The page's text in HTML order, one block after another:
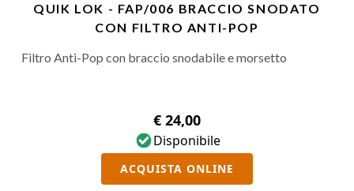
QUIK LOK - FAP/006 BRACCIO SNODATO
CON FILTRO ANTI-POP
Filtro Anti-Pop con braccio snodabile e morsetto
€ 24,00
Disponibile
ACQUISTA ONLINE